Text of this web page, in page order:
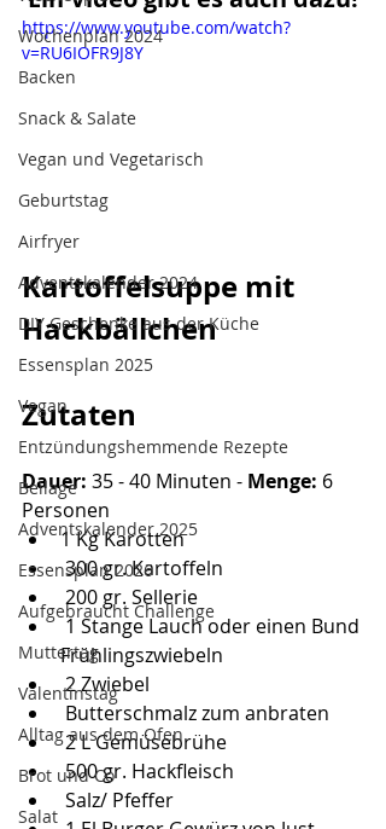
Wochenplan 2024
Backen
Snack & Salate
Vegan und Vegetarisch
Geburtstag
Airfryer
Adventskalender 2024
DIY Geschenke aus der Küche
Essensplan 2025
Vegan
Entzündungshemmende Rezepte
Beilage
Adventskalender 2025
Essensplan 2026
Aufgebraucht Challenge
Muttertag
Valentinstag
Alltag aus dem Ofen
Brot und Co
Salat
https://www.youtube.com/watch?
v=RU6IOFR9J8Y
Kartoffelsuppe mit
Hackbällchen
Zutaten
Dauer: 35 - 40 Minuten - Menge: 6
Personen
1 Kg Karotten
300 gr. Kartoffeln
200 gr. Sellerie
1 Stange Lauch oder einen Bund
Frühlingszwiebeln
2 Zwiebel
Butterschmalz zum anbraten
2 L Gemüsebrühe
500 gr. Hackfleisch
Salz/ Pfeffer